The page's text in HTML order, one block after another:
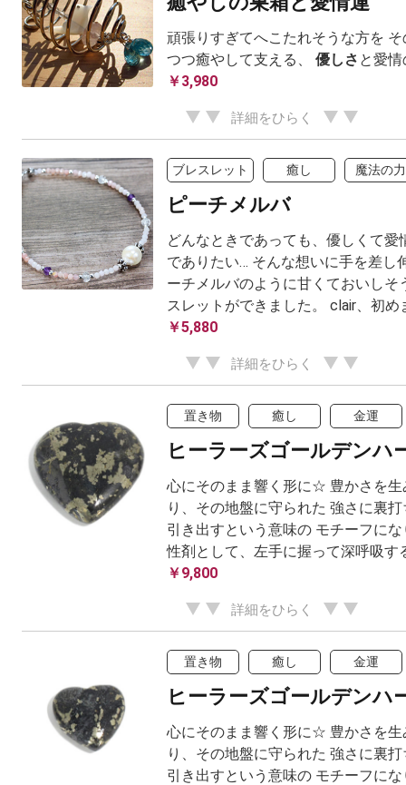
頑張りすぎてへこたれそうな方を
つつ癒やして支える、 優しさ と愛
￥3,980
詳細をひらく
ブレスレット 癒し 魔法の力
ピーチメルバ
どんなときであっても、優しくて愛
でありたい… そんな想いに手を差し
ーチメルバのように甘くておいしそ
スレットができました。 clair、初め
￥5,880
詳細をひらく
置き物 癒し 金運
ヒーラーズゴールデンハ
心にそのまま響く形に☆ 豊かさを生
り、その地盤に守られた 強さに裏
引き出すという意味の モチーフに
性剤として、左手に握って深呼吸
￥9,800
詳細をひらく
置き物 癒し 金運
ヒーラーズゴールデンハ
心にそのまま響く形に☆ 豊かさを生
り、その地盤に守られた 強さに裏
引き出すという意味の モチーフに